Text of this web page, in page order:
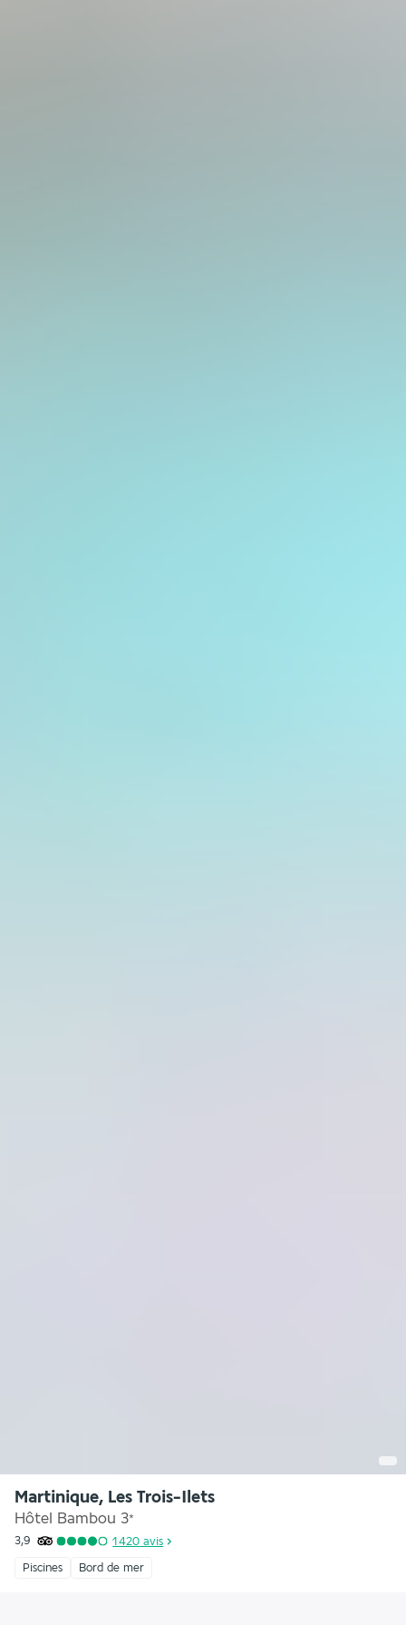
Martinique, Les Trois-Ilets
Hôtel Bambou 3*
3,9 1 420 avis
Piscines Bord de mer